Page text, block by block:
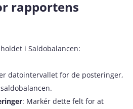
rapportens
i Saldobalancen:
datointervallet for de posteringer,
: Markér dette felt for at